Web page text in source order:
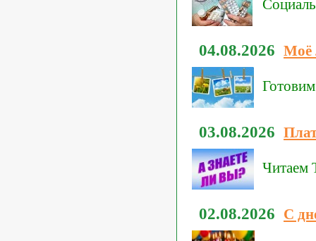
04.08.2026 Моё
03.08.2026
Читаем
02.08.2026 С